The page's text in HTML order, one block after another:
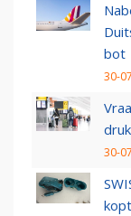
bot
30-
30-